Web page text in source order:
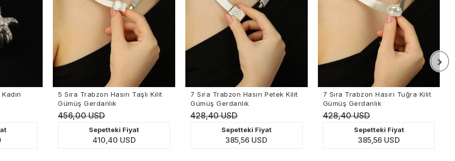
5 Sıra Trabzon Hasırı Taşlı Kilit
7 Sıra Trabzon Hasırı Petek Kilit
7 Sıra Trabzon Hasırı Tuğra Kilit
5 Sıra Trabzon